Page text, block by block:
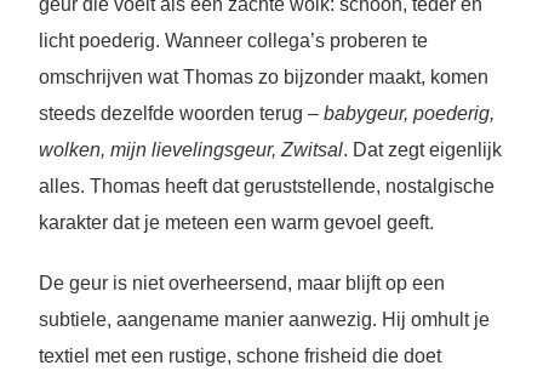
licht poederig. Wanneer collega’s proberen te
omschrijven wat Thomas zo bijzonder maakt, komen
steeds dezelfde woorden terug – babygeur, poederig,
wolken, mijn lievelingsgeur, Zwitsal. Dat zegt eigenlijk
alles. Thomas heeft dat geruststellende, nostalgische
karakter dat je meteen een warm gevoel geeft.
De geur is niet overheersend, maar blijft op een
subtiele, aangename manier aanwezig. Hij omhult je
textiel met een rustige, schone frisheid die doet